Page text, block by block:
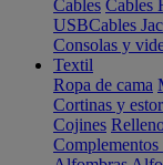
Cables Cables
USBCables
Consolas y
Textil
Ropa de cama
Cortinas y
Cojines
Complementos